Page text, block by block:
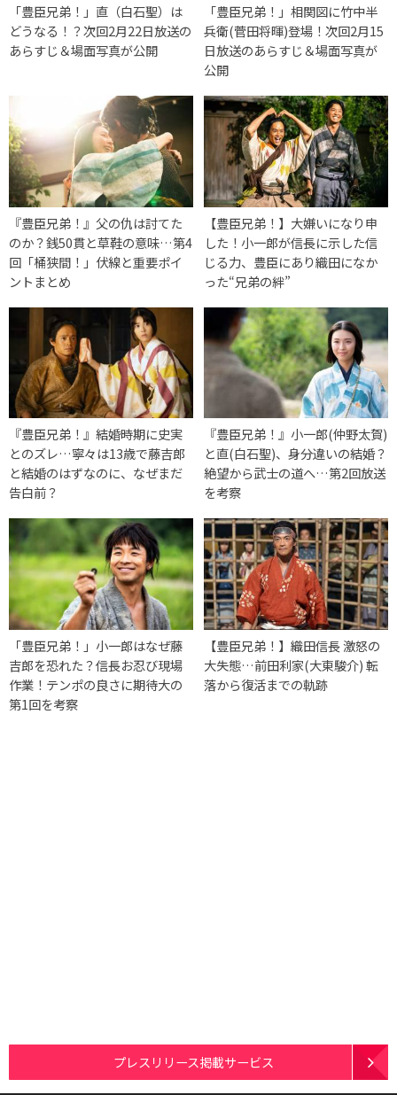
「豊臣兄弟！」直（白石聖）は
どうなる！？次回2月22日放送の
あらすじ＆場面写真が公開
「豊臣兄弟！」相関図に竹中半
兵衛(菅田将暉)登場！次回2月15
日放送のあらすじ＆場面写真が
公開
『豊臣兄弟！』父の仇は討てた
のか？銭50貫と草鞋の意味…第4
回「桶狭間！」伏線と重要ポイ
ントまとめ
【豊臣兄弟！】大嫌いになり申
した！小一郎が信長に示した信
じる力、豊臣にあり織田になか
った“兄弟の絆”
『豊臣兄弟！』結婚時期に史実
とのズレ…寧々は13歳で藤吉郎
と結婚のはずなのに、なぜまだ
告白前？
『豊臣兄弟！』小一郎(仲野太賀)
と直(白石聖)、身分違いの結婚？
絶望から武士の道へ…第2回放送
を考察
「豊臣兄弟！」小一郎はなぜ藤
吉郎を恐れた？信長お忍び現場
作業！テンポの良さに期待大の
第1回を考察
【豊臣兄弟！】織田信長 激怒の
大失態…前田利家(大東駿介) 転
落から復活までの軌跡
プレスリリース掲載サービス